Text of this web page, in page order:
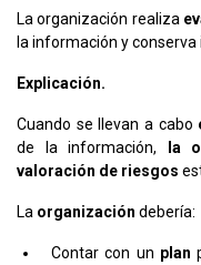
La organización realiza
la información y
Explicación.
Cuando se llevan a cabo
de la información, la
valoración de riesgos
La organización debería:
Contar con un plan